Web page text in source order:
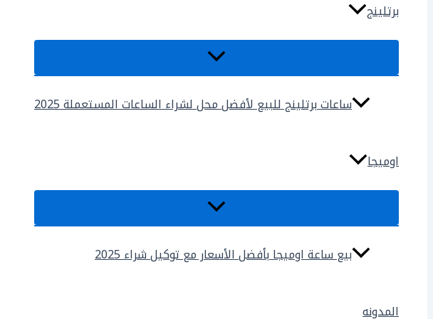
برتلينج
ساعات برتلينج للبيع لأفضل محل لشراء الساعات المستعملة 2025
اوميجا
بيع ساعة اوميجا بأفضل الأسعار مع توكيل شراء 2025
المدونه